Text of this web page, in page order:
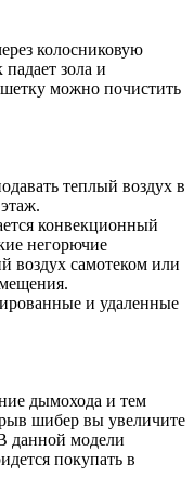
колосниковую
зола и
можно почистить
теплый воздух в
конвекционный
негорючие
воздух самотеком или
и удаленные
дымохода и тем
шибер вы увеличите
данной модели
покупать в